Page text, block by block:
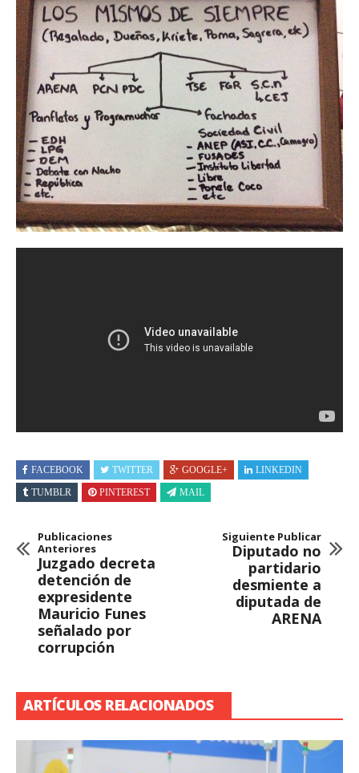
FACEBOOK TWITTER GOOGLE+
LINKEDIN
TUMBLR
PINTEREST MAIL
Publicaciones
Anteriores
Juzgado decreta
detención de
expresidente
Mauricio Funes
señalado por
corrupción
Siguiente Publicar
Diputado no
partidario
desmiente a
diputada de
ARENA
ARTÍCULOS RELACIONADOS